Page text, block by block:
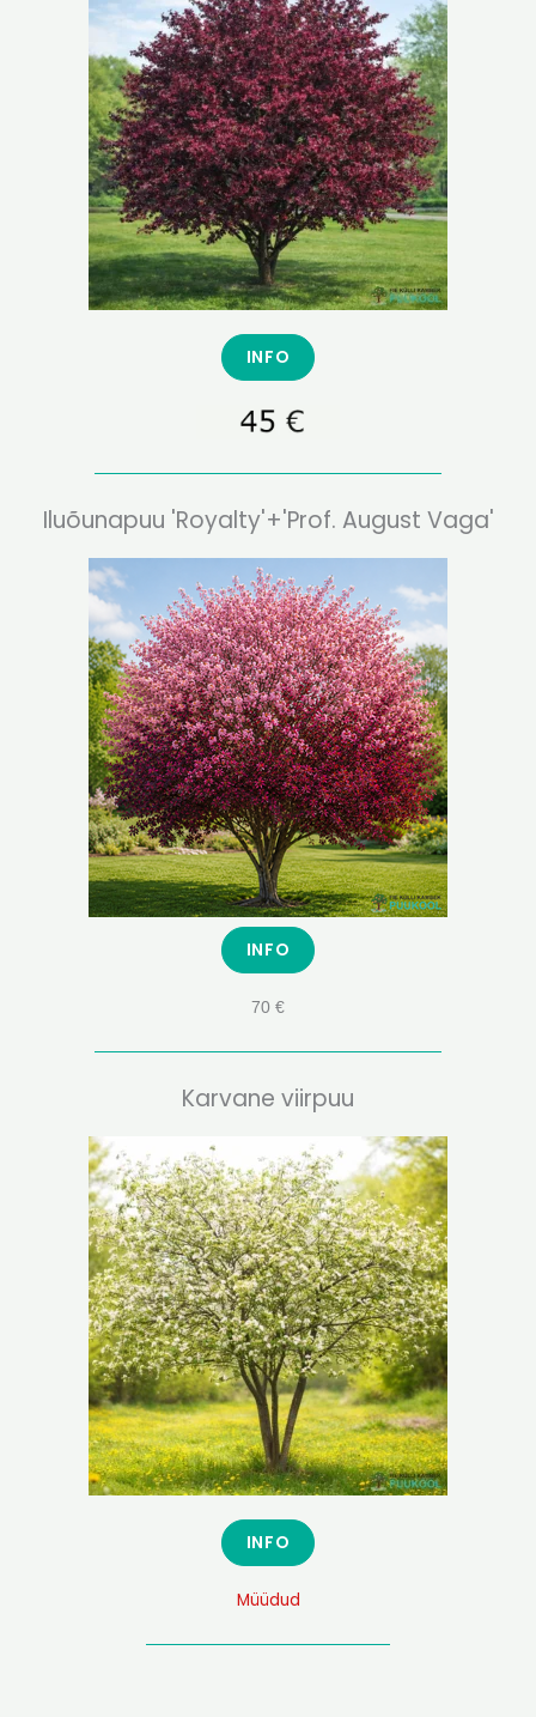
INFO
Iluõunapuu 'Royalty'+'Prof. August Vaga'
INFO
70 €
Karvane viirpuu
INFO
Müüdud